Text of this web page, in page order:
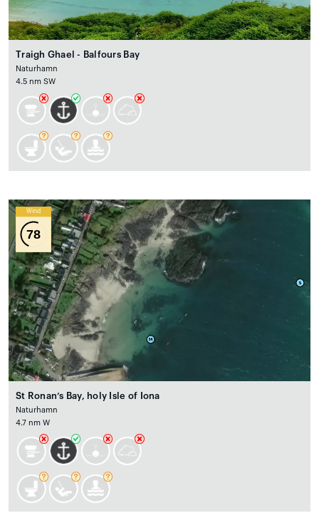
Traigh Ghael - Balfours Bay
Naturhamn
4.5 nm SW
Wind
78
St Ronan’s Bay, holy Isle of Iona
Naturhamn
4.7 nm W